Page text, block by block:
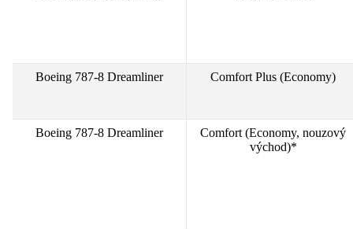
Boeing 787-8 Dreamliner Comfort Plus (Economy)
Boeing 787-8 Dreamliner
Comfort (Economy, nouzový
východ)*